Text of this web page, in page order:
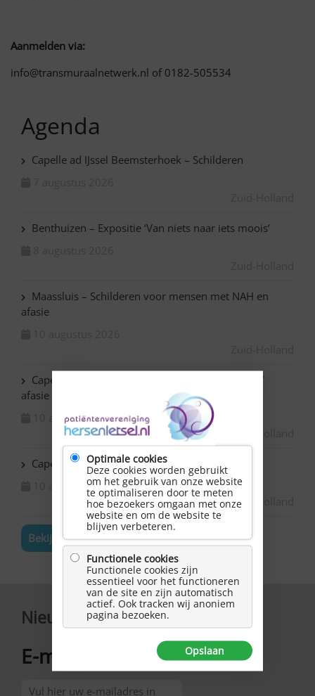
Aanmelden via:
info@transmuraalnetwerk.nl of 0182-505534
Agenda
Capelle ad IJssel Beemsterhoek – Schilderen
Benthuizen – Expositie ‘Van niets naar iets moois’
Maassluis – Schilderen voor mensen met NAH en
afasie
Capelle ad IJssel Baronie – Schilderen met NAH /
afasie
10 augustus 2026
Capelle ad IJssel Beemsterhoek – Klaverjassen
10 augustus 2026
Zuid-Holland
Bekijk de volledige agenda
Nieuwsbrief
E-mailadres
Optimale cookies
Deze cookies worden gebruikt
om het gebruik van onze website
te optimaliseren door te meten
hoe bezoekers omgaan met onze
website en om de website te
blijven verbeteren.
Functionele cookies
Functionele cookies zijn
essentieel voor het functioneren
van de site en zijn automatisch
actief. Ook tracken wij anoniem
pagina bezoeken.
Opslaan